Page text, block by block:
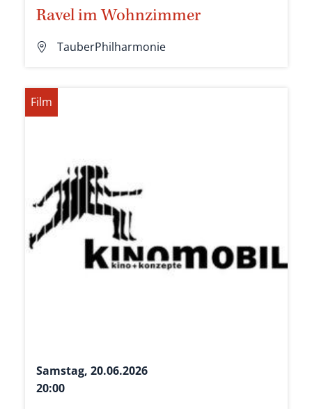
Ravel im Wohnzimmer
TauberPhilharmonie
Film
Samstag, 20.06.2026
20:00